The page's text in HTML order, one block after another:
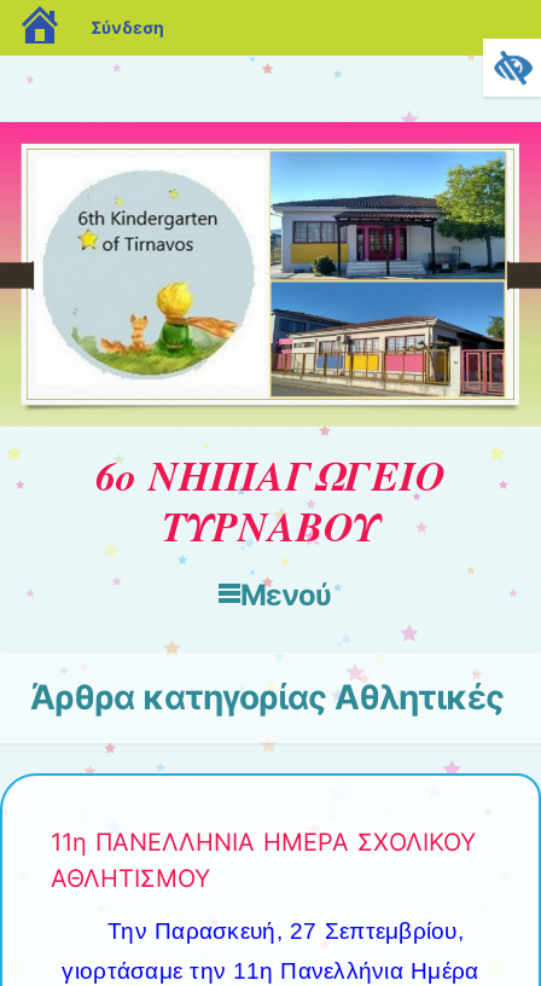
blogs.sch.gr
Σύνδεση
6ο ΝΗΠΙΑΓΩΓΕΙΟ
ΤΥΡΝΑΒΟΥ
Μενού
Μετάβαση στο περιεχόμενο
Άρθρα κατηγορίαςΑθλητικές
11η ΠΑΝΕΛΛΗΝΙΑ ΗΜΕΡΑ ΣΧΟΛΙΚΟΥ
ΑΘΛΗΤΙΣΜΟΥ
Την Παρασκευή, 27 Σεπτεμβρίου,
γιορτάσαμε την 11η Πανελλήνια Ημέρα